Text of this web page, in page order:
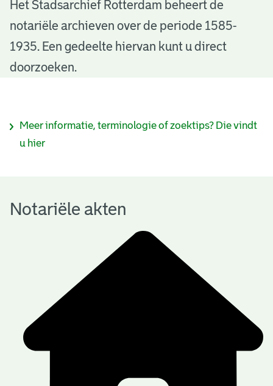
N
o
Het Stadsarchief Rotterdam beheert de
notariële archieven over de periode 1585-
1935. Een gedeelte hiervan kunt u direct
doorzoeken.
I
r
Meer informatie, terminologie of zoektips? Die vindt
u hier
Notariële akten